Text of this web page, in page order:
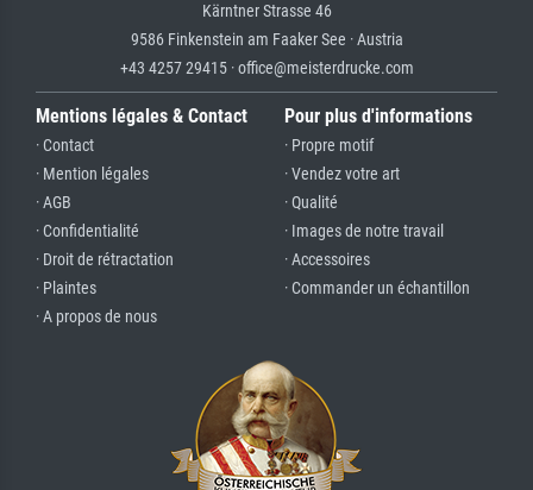
Kärntner Strasse 46
9586 Finkenstein am Faaker See · Austria
+43 4257 29415 · office@meisterdrucke.com
Mentions légales & Contact
· Contact
· Mention légales
· AGB
· Confidentialité
· Droit de rétractation
· Plaintes
· A propos de nous
Pour plus d'informations
· Propre motif
· Vendez votre art
· Qualité
· Images de notre travail
· Accessoires
· Commander un échantillon